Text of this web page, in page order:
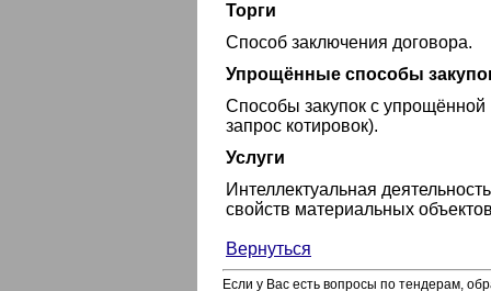
Торги
Способ заключения договора.
Упрощённые способы
Способы закупок с упрощённой
запрос котировок).
Услуги
Интеллектуальная
свойств материальных
Вернуться
Если у Вас есть вопросы по тендерам,